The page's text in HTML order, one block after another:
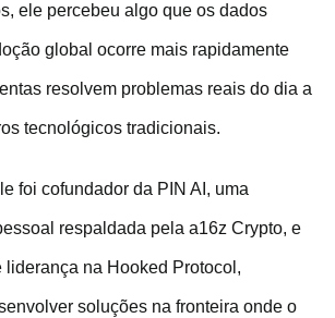
ele percebeu algo que os dados
global ocorre mais rapidamente
resolvem problemas reais do dia a
tecnológicos tradicionais.
foi cofundador da PIN AI, uma
respaldada pela a16z Crypto, e
liderança na Hooked Protocol,
soluções na fronteira onde o